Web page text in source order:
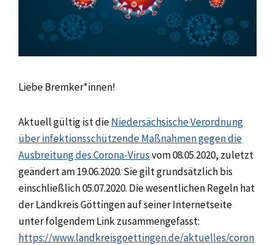
Liebe Bremker*innen!
Aktuell gültig ist dieNiedersächsische Verordnung
über infektionsschützende Maßnahmen gegen die
Ausbreitung des Corona-Virusvom 08.05.2020, zuletzt
geändert am 19.06.2020. Sie gilt grundsätzlich bis
einschließlich 05.07.2020. Die wesentlichen Regeln hat
der Landkreis Göttingen auf seiner Internetseite
unter folgendem Link zusammengefasst:
https://www.landkreisgoettingen.de/aktuelles/coron